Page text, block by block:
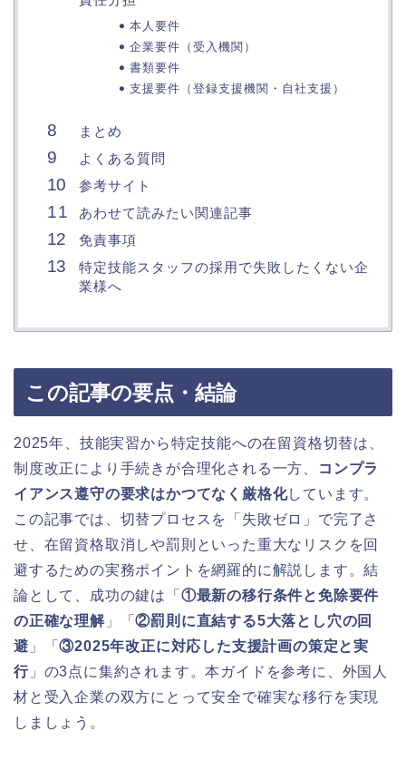
本人要件
企業要件（受入機関）
書類要件
支援要件（登録支援機関・自社支援）
まとめ
よくある質問
参考サイト
あわせて読みたい関連記事
免責事項
特定技能スタッフの採用で失敗したくない企
業様へ
この記事の要点・結論
2025年、技能実習から特定技能への在留資格切替は、
制度改正により手続きが合理化される一方、
コンプラ
イアンス遵守の要求はかつてなく厳格化しています。
この記事では、切替プロセスを「失敗ゼロ」で完了さ
せ、在留資格取消しや罰則といった重大なリスクを回
避するための実務ポイントを網羅的に解説します。結
論として、成功の鍵は「 ①最新の移行条件と免除要件
の正確な理解」「②罰則に直結する5大落とし穴の回
避 」「③2025年改正に対応した支援計画の策定と実
行」の3点に集約されます。本ガイドを参考に、外国人
材と受入企業の双方にとって安全で確実な移行を実現
しましょう。